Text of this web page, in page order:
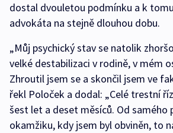
dostal dvouletou podmínku a k
advokáta na stejně dlouhou dobu.
„Můj psychický stav se natolik
velké destabilizaci v rodině, v mém
Zhroutil jsem se a skončil jsem ve
řekl Poloček a dodal: „Celé trestní
šest let a deset měsíců. Od samého
okamžiku, kdy jsem byl obviněn, to